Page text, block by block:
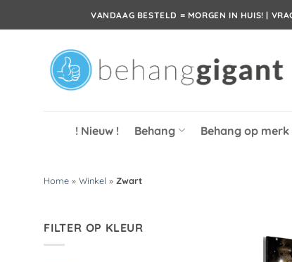
VANDAAG BESTELD = MORGEN IN HUIS! |
! Nieuw ! Behang Behang op merk
Home » Winkel » Zwart
FILTER OP KLEUR